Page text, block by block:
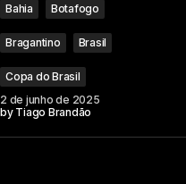
Bahia Botafogo
Bragantino Brasil
Copa do Brasil
2 de junho de 2025
by Tiago Brandão